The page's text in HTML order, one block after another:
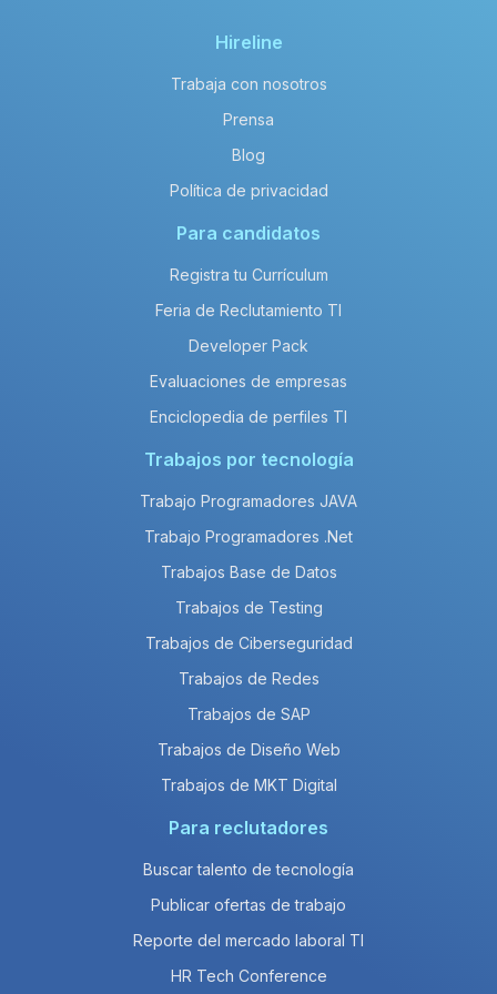
Hireline
Trabaja con nosotros
Prensa
Blog
Política de privacidad
Para candidatos
Registra tu Currículum
Feria de Reclutamiento TI
Developer Pack
Evaluaciones de empresas
Enciclopedia de perfiles TI
Trabajos por tecnología
Trabajo Programadores JAVA
Trabajo Programadores .Net
Trabajos Base de Datos
Trabajos de Testing
Trabajos de Ciberseguridad
Trabajos de Redes
Trabajos de SAP
Trabajos de Diseño Web
Trabajos de MKT Digital
Para reclutadores
Buscar talento de tecnología
Publicar ofertas de trabajo
Reporte del mercado laboral TI
HR Tech Conference